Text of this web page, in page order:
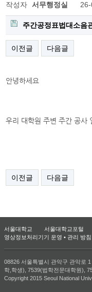
작성자 서무행정실
주간공정표법대소음
이전글 다음글
안녕하세요
우리 대학원 주변 주간 공사
이전글 다음글
서울대학교 서울대학교포털
영상정보처리기기 운영 • 관리 방침
08826 서울특별시 관악구 관악로
학,학생), 7539(법학전문대학원),
Copyright 2015 Seoul National